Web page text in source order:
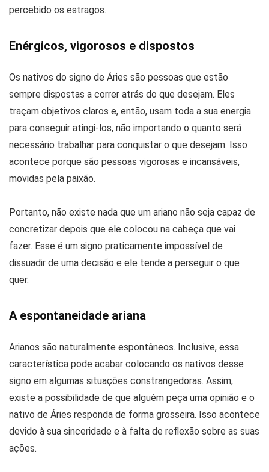
percebido os estragos.
Enérgicos, vigorosos e dispostos
Os nativos do signo de Áries são pessoas que estão
sempre dispostas a correr atrás do que desejam. Eles
traçam objetivos claros e, então, usam toda a sua energia
para conseguir atingi-los, não importando o quanto será
necessário trabalhar para conquistar o que desejam. Isso
acontece porque são pessoas vigorosas e incansáveis,
movidas pela paixão.
Portanto, não existe nada que um ariano não seja capaz de
concretizar depois que ele colocou na cabeça que vai
fazer. Esse é um signo praticamente impossível de
dissuadir de uma decisão e ele tende a perseguir o que
quer.
A espontaneidade ariana
Arianos são naturalmente espontâneos. Inclusive, essa
característica pode acabar colocando os nativos desse
signo em algumas situações constrangedoras. Assim,
existe a possibilidade de que alguém peça uma opinião e o
nativo de Áries responda de forma grosseira. Isso acontece
devido à sua sinceridade e à falta de reflexão sobre as suas
ações.